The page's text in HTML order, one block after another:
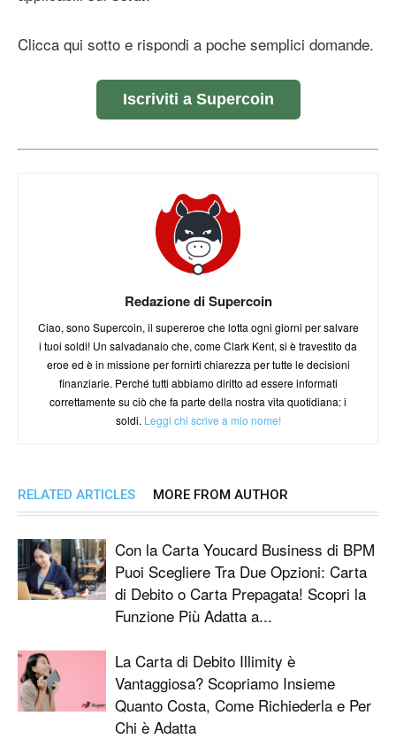
Clicca qui sotto e rispondi a poche semplici domande.
Iscriviti a Supercoin
Redazione di Supercoin
Ciao, sono Supercoin, il supereroe che lotta ogni giorni per salvare
i tuoi soldi! Un salvadanaio che, come Clark Kent, si è travestito da
eroe ed è in missione per fornirti chiarezza per tutte le decisioni
finanziarie. Perché tutti abbiamo diritto ad essere informati
correttamente su ciò che fa parte della nostra vita quotidiana: i
soldi. Leggi chi scrive a mio nome!
RELATED ARTICLES MORE FROM AUTHOR
Con la Carta Youcard Business di BPM
Puoi Scegliere Tra Due Opzioni: Carta
di Debito o Carta Prepagata! Scopri la
Funzione Più Adatta a...
La Carta di Debito Illimity è
Vantaggiosa? Scopriamo Insieme
Quanto Costa, Come Richiederla e Per
Chi è Adatta